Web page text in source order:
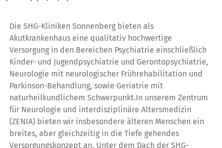
Die SHG-Kliniken Sonnenberg bieten als
Akutkrankenhaus eine qualitativ hochwertige
Versorgung in den Bereichen Psychiatrie einschließlich
Kinder- und Jugendpsychiatrie und Gerontopsychiatrie,
Neurologie mit neurologischer Frührehabilitation und
Parkinson-Behandlung, sowie Geriatrie mit
naturheilkundlichem Schwerpunkt.In unserem Zentrum
für Neurologie und interdisziplinäre Altersmedizin
(ZENIA) bieten wir insbesondere älteren Menschen ein
breites, aber gleichzeitig in die Tiefe gehendes
Versorgungskonzept an. Unter dem Dach der SHG-